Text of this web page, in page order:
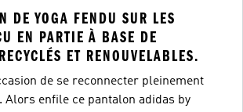
DE YOGA FENDU SUR LES
EN PARTIE À BASE DE
ET RENOUVELABLES.
de se reconnecter pleinement
Alors enfile ce pantalon adidas by